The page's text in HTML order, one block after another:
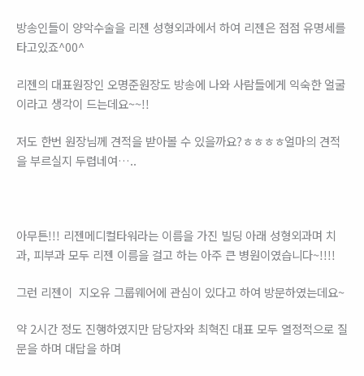
방송인들이 양악수술을 리젠 성형외과에서 하여 리젠은 점점 유명세를
타고있죠^00^
리젠의 대표원장인 오명준원장도 방송에 나와 사람들에게 익숙한 얼굴
이라고 생각이 드는데요~~!!
저도 한번 원장님께 견적을 받아볼 수 있을까요?ㅎㅎㅎㅎ얼마의 견적
을 부르실지 두렵네여…..
아무튼!!! 리젠메디컬타워라는 이름을 가진 빌딩 아래 성형외과며 치
과, 피부과 모두 리젠 이름을 걸고 하는 아주 큰 병원이였습니다~!!!!
그런 리젠이 지오유 그룹웨어에 관심이 있다고 하여 방문하였는데요~
약 2시간 정도 진행하였지만 담당자와 최혁진 대표 모두 열정적으로 질
문을 하며 대답을 하며